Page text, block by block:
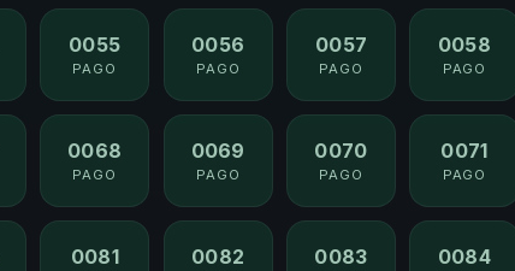
0055
PAGO
0056
PAGO
0057
PAGO
0058
PAGO
0068
PAGO
0069
PAGO
0070
PAGO
0071
PAGO
0081 0082 0083 0084